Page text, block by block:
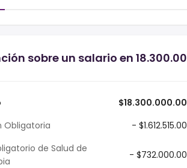
sobre un salario en
$18.300.000.00
Obligatoria
- $1.612.515.00
de Salud de
- $732.000.00